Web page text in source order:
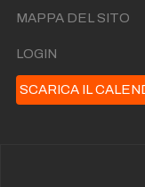
MAPPA DEL SITO
LOGIN
SCARICA IL